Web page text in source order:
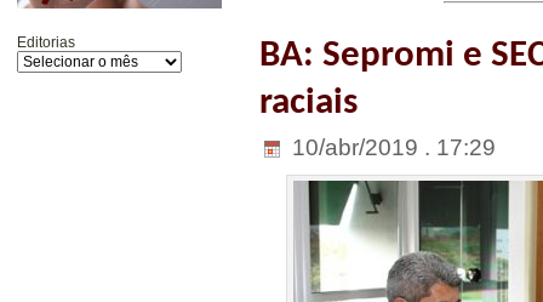
Editorias
BA: Sepromi e
raciais
10/abr/2019 . 17:29